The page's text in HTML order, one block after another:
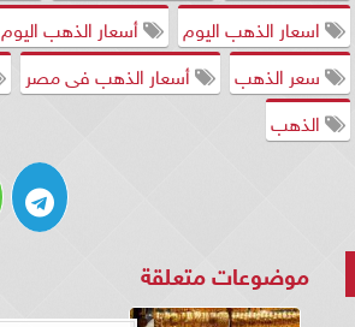
اسعار الذهب اليوم
أسعار الذهب اليوم
سعر الذهب
أسعار الذهب فى مصر
الذهب
موضوعات متعلقة